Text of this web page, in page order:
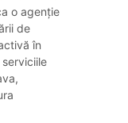
o agenție
de
în